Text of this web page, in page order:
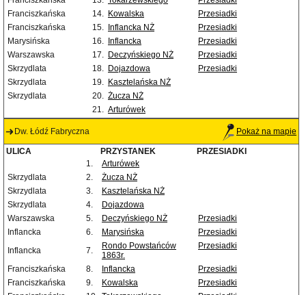
Franciszkańska
14. Kowalska
Przesiadki
Franciszkańska
15. Inflancka NŻ
Przesiadki
Marysińska
16. Inflancka
Przesiadki
Warszawska
17. Deczyńskiego NŻ
Przesiadki
Skrzydlata
18. Dojazdowa
Przesiadki
Skrzydlata
19. Kasztelańska NŻ
Skrzydlata
20. Żucza NŻ
21. Arturówek
Dw. Łódź Fabryczna Pokaż na mapie
ULICA PRZYSTANEK
PRZESIADKI
1.
Arturówek
Skrzydlata
2.
Żucza NŻ
Skrzydlata
3.
Kasztelańska NŻ
Skrzydlata
4.
Dojazdowa
Warszawska
5. Deczyńskiego NŻ
Przesiadki
Inflancka
6. Marysińska
Przesiadki
Inflancka
7.
Rondo Powstańców
1863r.
Przesiadki
Franciszkańska 8. Inflancka
Przesiadki
Franciszkańska
9. Kowalska
Przesiadki